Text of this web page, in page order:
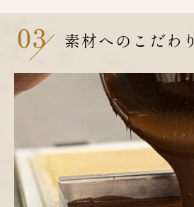
素材へのこだわり